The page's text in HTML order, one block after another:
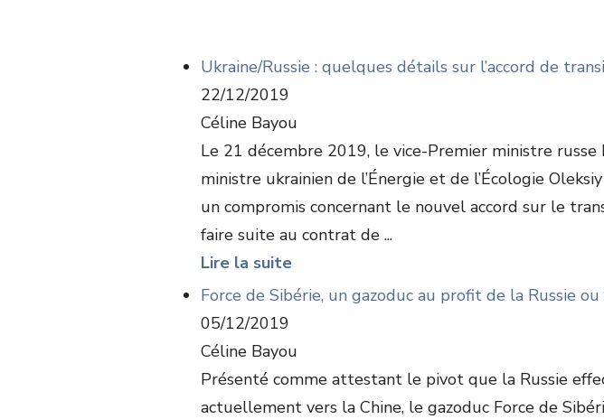
Ukraine/Russie : quelques détails sur l’accord de
22/12/2019
Céline Bayou
Le 21 décembre 2019, le vice-Premier ministre
ministre ukrainien de l’Énergie et de l’Écologie
un compromis concernant le nouvel accord sur le
faire suite au contrat de ...
Lire la suite
Force de Sibérie, un gazoduc au profit de la Russie ou
05/12/2019
Céline Bayou
Présenté comme attestant le pivot que la Russie
actuellement vers la Chine, le gazoduc Force de